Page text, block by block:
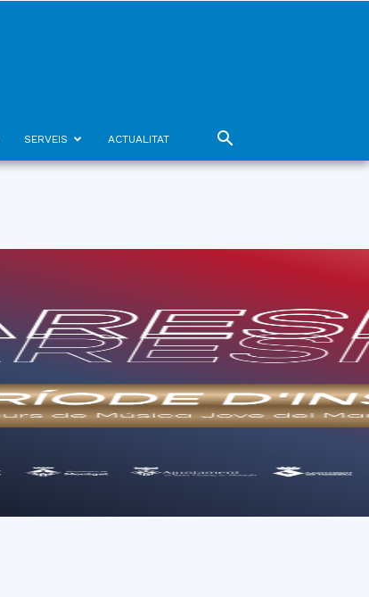
SERVEIS ACTUALITAT
09
agost